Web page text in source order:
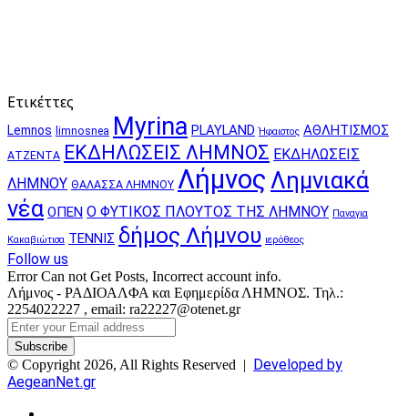
Ετικέττες
Lemnos limnosnea Myrina PLAYLAND Ήφαιστος ΑΘΛΗΤΙΣΜΟΣ
ΑΤΖΕΝΤΑ ΕΚΔΗΛΩΣΕΙΣ ΛΗΜΝΟΣ ΕΚΔΗΛΩΣΕΙΣ
ΛΗΜΝΟΥ ΘΑΛΑΣΣΑ ΛΗΜΝΟΥ Λήμνος Λημνιακά
νέα ΟΠΕΝ Ο ΦΥΤΙΚΟΣ ΠΛΟΥΤΟΣ ΤΗΣ ΛΗΜΝΟΥ Παναγια
Κακαβιώτισα ΤΕΝΝΙΣ δήμος Λήμνου ιερόθεος
Follow us
Error Can not Get Posts, Incorrect account info.
Λήμνος - ΡΑΔΙΟΑΛΦΑ και Εφημερίδα ΛΗΜΝΟΣ. Τηλ.:
2254022227 , email: ra22227@otenet.gr
Enter
your
Email
address
© Copyright 2026, All Rights Reserved | Developed by
AegeanNet.gr